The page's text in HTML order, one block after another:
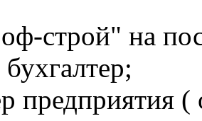
строй" на
предприятия